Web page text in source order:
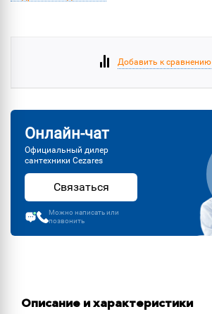
Добавить к сравнению
Онлайн-чат
Официальный дилер
сантехники Cezares
Связаться
Можно написать или
позвонить
Описание и характеристики